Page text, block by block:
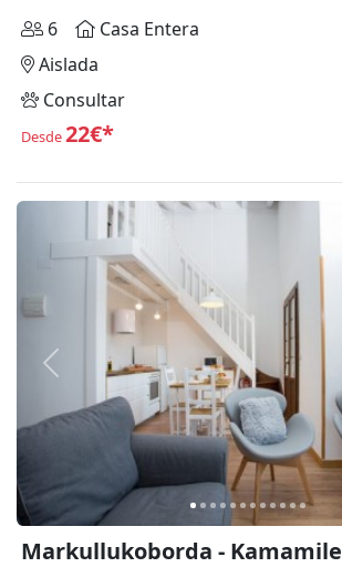
6
Casa Entera
Aislada
Consultar
Desde22€*
Anterior
Markullukoborda - Kamamile